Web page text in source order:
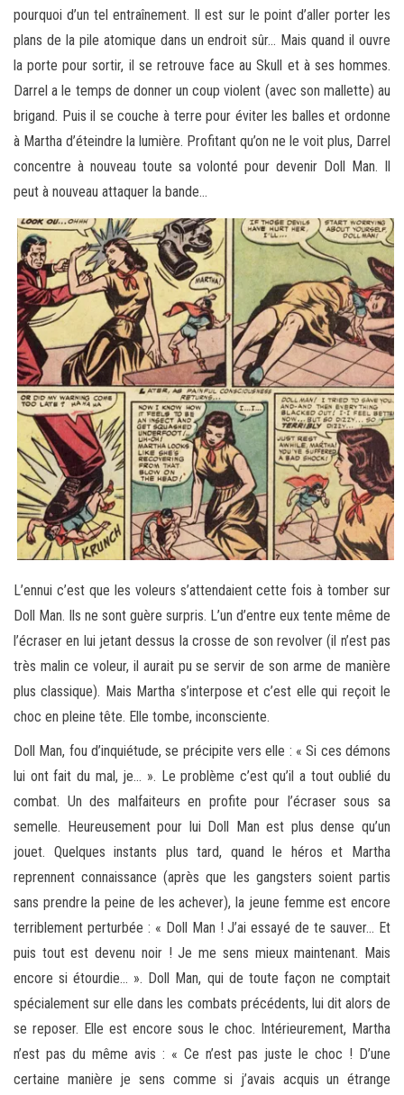
pourquoi d’un tel entraînement. Il est sur le point d’aller porter les
plans de la pile atomique dans un endroit sûr… Mais quand il ouvre
la porte pour sortir, il se retrouve face au Skull et à ses hommes.
Darrel a le temps de donner un coup violent (avec son mallette) au
brigand. Puis il se couche à terre pour éviter les balles et ordonne
à Martha d’éteindre la lumière. Profitant qu’on ne le voit plus, Darrel
concentre à nouveau toute sa volonté pour devenir Doll Man. Il
peut à nouveau attaquer la bande…
L’ennui c’est que les voleurs s’attendaient cette fois à tomber sur
Doll Man. Ils ne sont guère surpris. L’un d’entre eux tente même de
l’écraser en lui jetant dessus la crosse de son revolver (il n’est pas
très malin ce voleur, il aurait pu se servir de son arme de manière
plus classique). Mais Martha s’interpose et c’est elle qui reçoit le
choc en pleine tête. Elle tombe, inconsciente.
Doll Man, fou d’inquiétude, se précipite vers elle : « Si ces démons
lui ont fait du mal, je… ». Le problème c’est qu’il a tout oublié du
combat. Un des malfaiteurs en profite pour l’écraser sous sa
semelle. Heureusement pour lui Doll Man est plus dense qu’un
jouet. Quelques instants plus tard, quand le héros et Martha
reprennent connaissance (après que les gangsters soient partis
sans prendre la peine de les achever), la jeune femme est encore
terriblement perturbée : « Doll Man ! J’ai essayé de te sauver… Et
puis tout est devenu noir ! Je me sens mieux maintenant. Mais
encore si étourdie… ». Doll Man, qui de toute façon ne comptait
spécialement sur elle dans les combats précédents, lui dit alors de
se reposer. Elle est encore sous le choc. Intérieurement, Martha
n’est pas du même avis : « Ce n’est pas juste le choc ! D’une
certaine manière je sens comme si j’avais acquis un étrange